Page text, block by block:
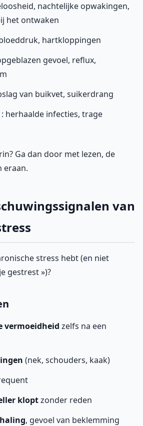
nachtelijke opwakingen,
het ontwaken
hartkloppingen
gevoel, reflux,
van buikvet, suikerdrang
: herhaalde infecties, trage
Ga dan door met lezen, de
eraan.
van
stress hebt (en niet
gestrest »)?
vermoeidheid zelfs na een
(nek, schouders, kaak)
kloptzonder reden
, gevoel van beklemming